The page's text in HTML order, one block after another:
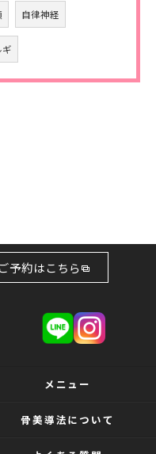
自律神経
ギ
ご予約はこちら
メニュー
骨美導法について